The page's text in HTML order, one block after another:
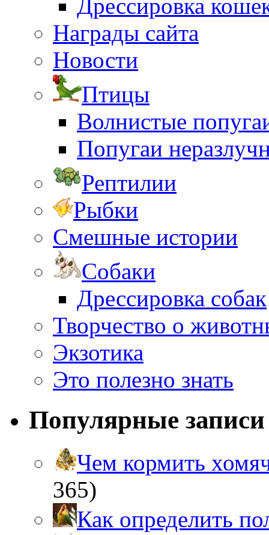
Дрессировка
Награды сайта
Новости
Птицы
Волнистые
Попугаи
Рептилии
Рыбки
Смешные истории
Собаки
Дрессировка собак
Творчество о
Экзотика
Это полезно знать
Популярные записи
Чем кормить
365)
Как определить